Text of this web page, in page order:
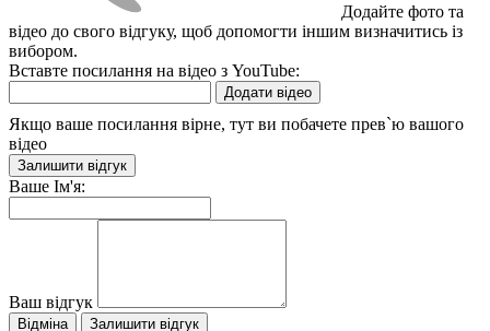
Додайте фото та
відео до свого відгуку, щоб допомогти іншим визначитись із
вибором.
Вставте посилання на відео з YouTube:
Додати відео
Якщо ваше посилання вірне, тут ви побачете прев`ю вашого
відео
Залишити відгук
Ваше Ім'я:
Ваш відгук
Відміна Залишити відгук